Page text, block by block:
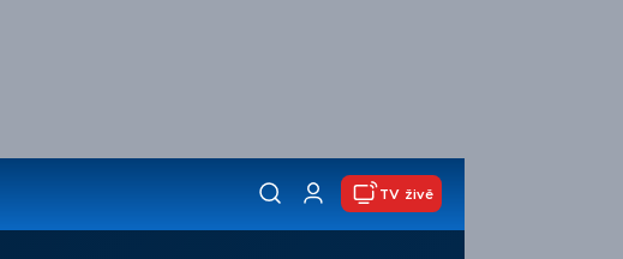
TV živě